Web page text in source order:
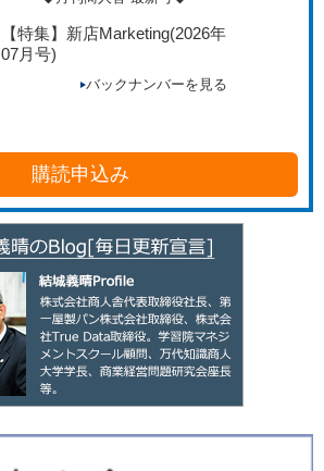
【特集】新店Marketing(2026年
07月号)
バックナンバーを見る
購読申込み